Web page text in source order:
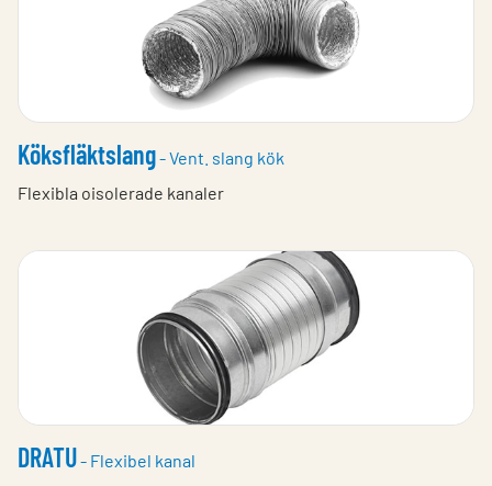
Köksfläktslang- Vent. slang kök
Flexibla oisolerade kanaler
DRATU- Flexibel kanal